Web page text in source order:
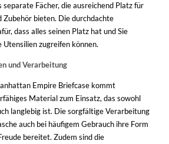
Fächer, die ausreichend Platz für
Zubehör bieten. Die durchdachte
dass alles seinen Platz hat und Sie
Utensilien zugreifen können.
und Verarbeitung
Empire Briefcase kommt
Material zum Einsatz, das sowohl
langlebig ist. Die sorgfältige Verarbeitung
auch bei häufigem Gebrauch ihre Form
bereitet. Zudem sind die